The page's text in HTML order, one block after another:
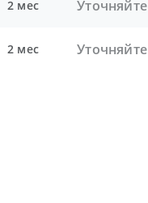
2 мес Уточняйте
2 мес Уточняйте